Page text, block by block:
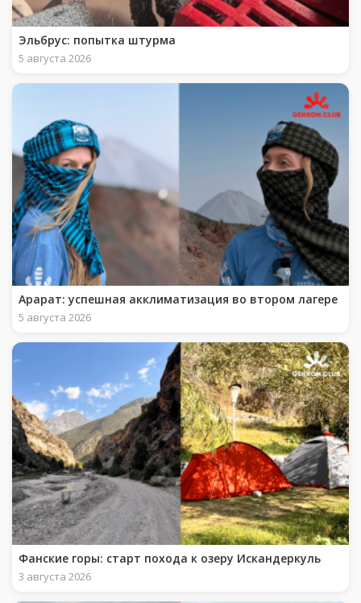
Эльбрус: попытка штурма
5 августа 2026
Арарат: успешная акклиматизация во втором лагере
5 августа 2026
Фанские горы: старт похода к озеру Искандеркуль
3 августа 2026